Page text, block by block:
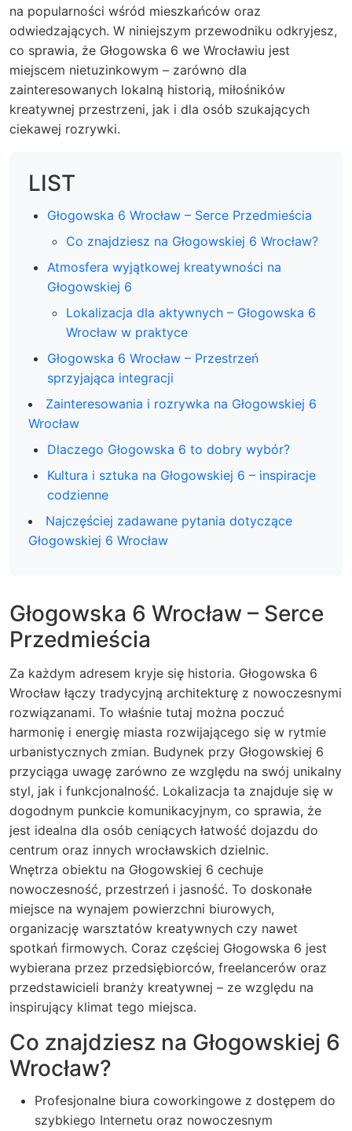
na popularności wśród mieszkańców oraz
odwiedzających. W niniejszym przewodniku odkryjesz,
co sprawia, że Głogowska 6 we Wrocławiu jest
miejscem nietuzinkowym – zarówno dla
zainteresowanych lokalną historią, miłośników
kreatywnej przestrzeni, jak i dla osób szukających
ciekawej rozrywki.
LIST
Głogowska 6 Wrocław – Serce Przedmieścia
Co znajdziesz na Głogowskiej 6 Wrocław?
Atmosfera wyjątkowej kreatywności na
Głogowskiej 6
Lokalizacja dla aktywnych – Głogowska 6
Wrocław w praktyce
Głogowska 6 Wrocław – Przestrzeń
sprzyjająca integracji
Zainteresowania i rozrywka na Głogowskiej 6
Wrocław
Dlaczego Głogowska 6 to dobry wybór?
Kultura i sztuka na Głogowskiej 6 – inspiracje
codzienne
Najczęściej zadawane pytania dotyczące
Głogowskiej 6 Wrocław
Głogowska 6 Wrocław – Serce
Przedmieścia
Za każdym adresem kryje się historia. Głogowska 6
Wrocław łączy tradycyjną architekturę z nowoczesnymi
rozwiązanami. To właśnie tutaj można poczuć
harmonię i energię miasta rozwijającego się w rytmie
urbanistycznych zmian. Budynek przy Głogowskiej 6
przyciąga uwagę zarówno ze względu na swój unikalny
styl, jak i funkcjonalność. Lokalizacja ta znajduje się w
dogodnym punkcie komunikacyjnym, co sprawia, że
jest idealna dla osób ceniących łatwość dojazdu do
centrum oraz innych wrocławskich dzielnic.
Wnętrza obiektu na Głogowskiej 6 cechuje
nowoczesność, przestrzeń i jasność. To doskonałe
miejsce na wynajem powierzchni biurowych,
organizację warsztatów kreatywnych czy nawet
spotkań firmowych. Coraz częściej Głogowska 6 jest
wybierana przez przedsiębiorców, freelancerów oraz
przedstawicieli branży kreatywnej – ze względu na
inspirujący klimat tego miejsca.
Co znajdziesz na Głogowskiej 6
Wrocław?
Profesjonalne biura coworkingowe z dostępem do
szybkiego Internetu oraz nowoczesnym